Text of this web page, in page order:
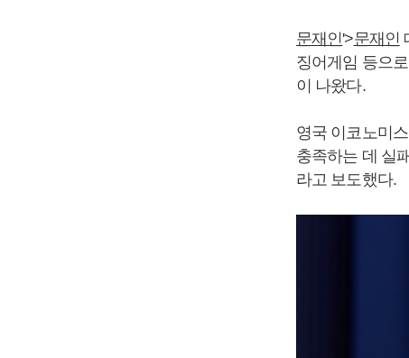
문재인'>문재인
징어게임 등으
이 나왔다.
영국 이코노미
충족하는 데 실
라고 보도했다.